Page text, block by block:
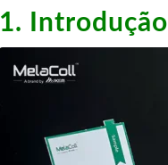
1. Introdução